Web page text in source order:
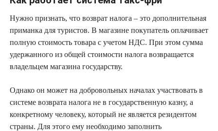
Нужно признать, что возврат налога – это дополнительная
приманка для туристов. В магазине покупатель оплачивает
полную стоимость товара с учетом НДС. При этом сумма
удержанного из общей стоимости налога возвращается
владельцем магазина государству.
Однако он может на добровольных началах участвовать в
системе возврата налога не в государственную казну, а
конкретному человеку, который не является резидентом
страны. Для этого ему необходимо заполнить